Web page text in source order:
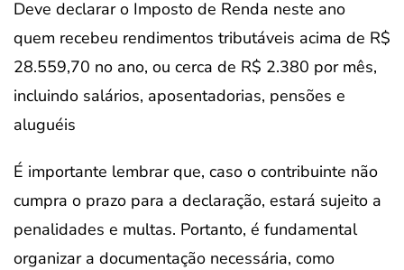
Deve declarar o Imposto de Renda neste ano
quem recebeu rendimentos tributáveis acima de R$
28.559,70 no ano, ou cerca de R$ 2.380 por mês,
incluindo salários, aposentadorias, pensões e
aluguéis
É importante lembrar que, caso o contribuinte não
cumpra o prazo para a declaração, estará sujeito a
penalidades e multas. Portanto, é fundamental
organizar a documentação necessária, como